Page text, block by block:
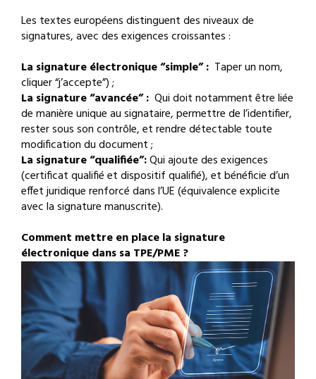
Les textes européens distinguent des niveaux de
signatures, avec des exigences croissantes :
La signature électronique “simple” : Taper un nom,
cliquer “j’accepte”) ;
La signature “avancée” : Qui doit notamment être liée
de manière unique au signataire, permettre de l’identifier,
rester sous son contrôle, et rendre détectable toute
modification du document ;
La signature “qualifiée”:Qui ajoute des exigences
(certificat qualifié et dispositif qualifié), et bénéficie d’un
effet juridique renforcé dans l’UE (équivalence explicite
avec la signature manuscrite).
Comment mettre en place la signature
électronique dans sa TPE/PME ?